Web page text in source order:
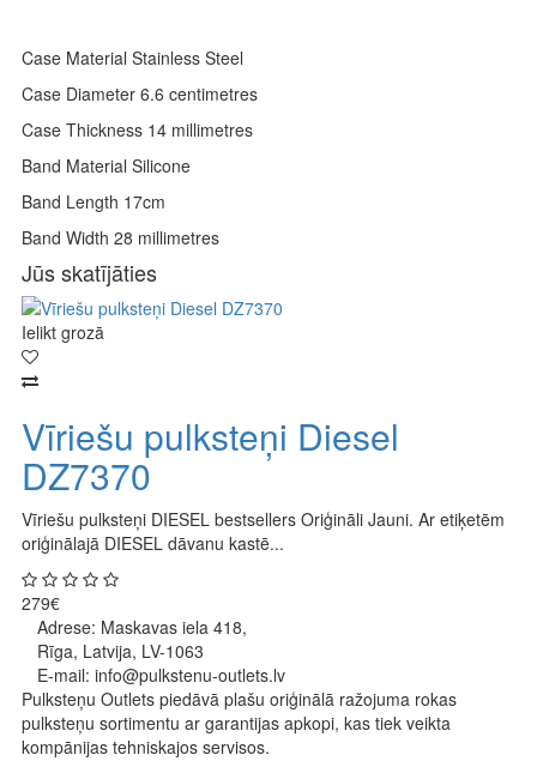
Case Material Stainless Steel
Case Diameter 6.6 centimetres
Case Thickness 14 millimetres
Band Material Silicone
Band Length 17cm
Band Width 28 millimetres
Jūs skatījāties
Ielikt grozā
Vīriešu pulksteņi Diesel
DZ7370
Vīriešu pulksteņi DIESEL bestsellers Oriģināli Jauni. Ar etiķetēm
oriģinālajā DIESEL dāvanu kastē...
279€
Adrese: Maskavas iela 418,
Rīga, Latvija, LV-1063
E-mail: info@pulkstenu-outlets.lv
Pulksteņu Outlets piedāvā plašu oriģinālā ražojuma rokas
pulksteņu sortimentu ar garantijas apkopi, kas tiek veikta
kompānijas tehniskajos servisos.